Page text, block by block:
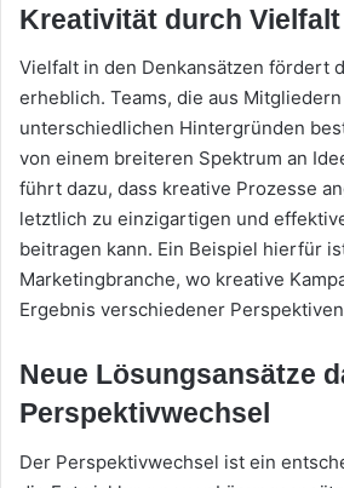
Kreativität durch Vielfalt
Vielfalt in den Denkansätzen fördert
erheblich. Teams, die aus
unterschiedlichen Hintergründen
von einem breiteren Spektrum an
führt dazu, dass kreative Prozesse
letztlich zu einzigartigen und
beitragen kann. Ein Beispiel hierfür
Marketingbranche, wo kreative
Ergebnis verschiedener
Neue Lösungsansätze
Perspektivwechsel
Der Perspektivwechsel ist ein